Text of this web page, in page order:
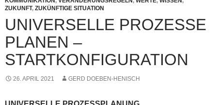
ZUKUNFT, ZUKÜNFTIGE SITUATION
UNIVERSELLE PROZESSE
PLANEN –
STARTKONFIGURATION
26. APRIL 2021 GERD DOEBEN-HENISCH